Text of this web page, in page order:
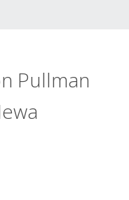
Pullman